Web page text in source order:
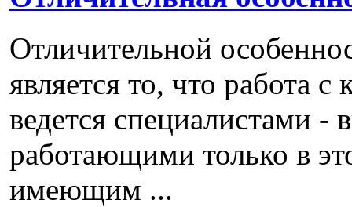
Отличительной
является то, что работа
ведется специалистами -
работающими только в
имеющим ...